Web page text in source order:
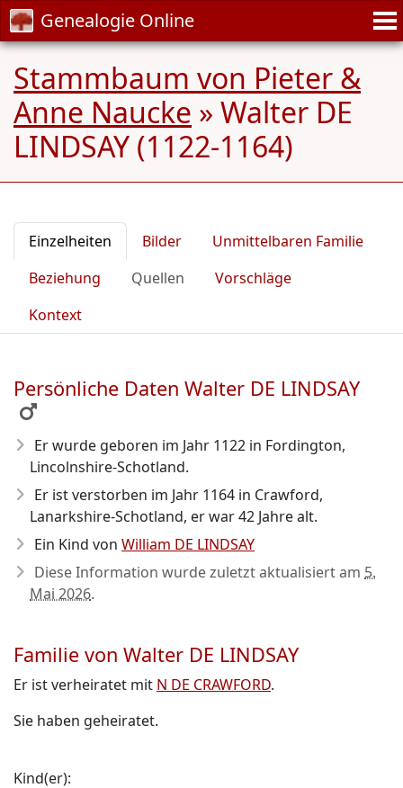
Genealogie Online
Stammbaum von Pieter &
Anne Naucke » Walter DE
LINDSAY (1122-1164)
Einzelheiten Bilder
Unmittelbaren Familie
Beziehung
Quellen
Vorschläge
Kontext
Persönliche Daten Walter DE LINDSAY
Er wurde geboren im Jahr 1122 in Fordington,
Lincolnshire-Schotland.
Er ist verstorben im Jahr 1164 in Crawford,
Lanarkshire-Schotland, er war 42 Jahre alt.
Ein Kind von William DE LINDSAY
Diese Information wurde zuletzt aktualisiert am 5.
Mai 2026.
Familie von Walter DE LINDSAY
Er ist verheiratet mit N DE CRAWFORD.
Sie haben geheiratet.
Kind(er):